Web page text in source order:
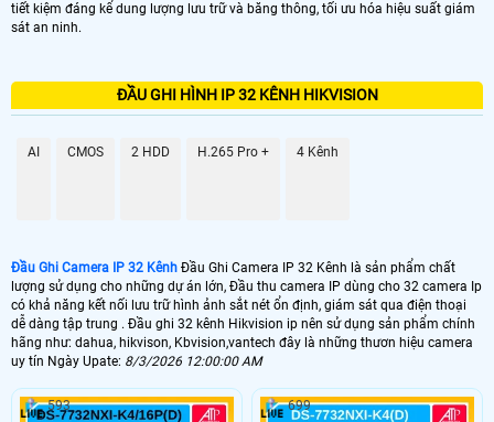
ĐẦU GHI CAMERA 32 KÊNH ip
📦 Đầu Ghi Camera IP 32 Kênh
🗄 Đầu Thu Camera IP 32 Kênh Giá Rẻ
5.500,000 VNĐ DHI-NVR4232-4KS2/L
📬 Đầu Thu Camera IP 32 Kênh Chính Hãng
7.000.000 VNĐ KX-C4K8232SN2
tiết kiệm đáng kể dung lượng lưu trữ và băng thông, tối ưu hóa hiệu suất giám
sát an ninh.
ĐẦU GHI HÌNH IP 32 KÊNH HIKVISION
AI CMOS 2 HDD H.265 Pro + 4 Kênh
Đầu Ghi Camera IP 32 Kênh Đầu Ghi Camera IP 32 Kênh là sản phẩm chất
lượng sử dụng cho những dự án lớn, Đầu thu camera IP dùng cho 32 camera Ip
có khả năng kết nối lưu trữ hình ảnh sắt nét ổn định, giám sát qua điện thoại
dễ dàng tập trung . Đầu ghi 32 kênh Hikvision ip nên sử dụng sản phẩm chính
hãng như: dahua, hikvison, Kbvision,vantech đây là những thươn hiệu camera
uy tín Ngày Upate: 8/3/2026 12:00:00 AM
593 699